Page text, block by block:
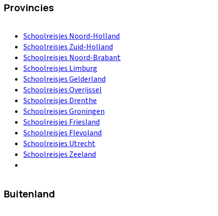
Provincies
Schoolreisjes Noord-Holland
Schoolreisjes Zuid-Holland
Schoolreisjes Noord-Brabant
Schoolreisjes Limburg
Schoolreisjes Gelderland
Schoolreisjes Overijssel
Schoolreisjes Drenthe
Schoolreisjes Groningen
Schoolreisjes Friesland
Schoolreisjes Flevoland
Schoolreisjes Utrecht
Schoolreisjes Zeeland
Buitenland